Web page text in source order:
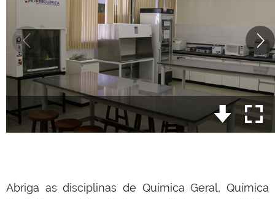
Abriga as disciplinas de Química Geral, Química